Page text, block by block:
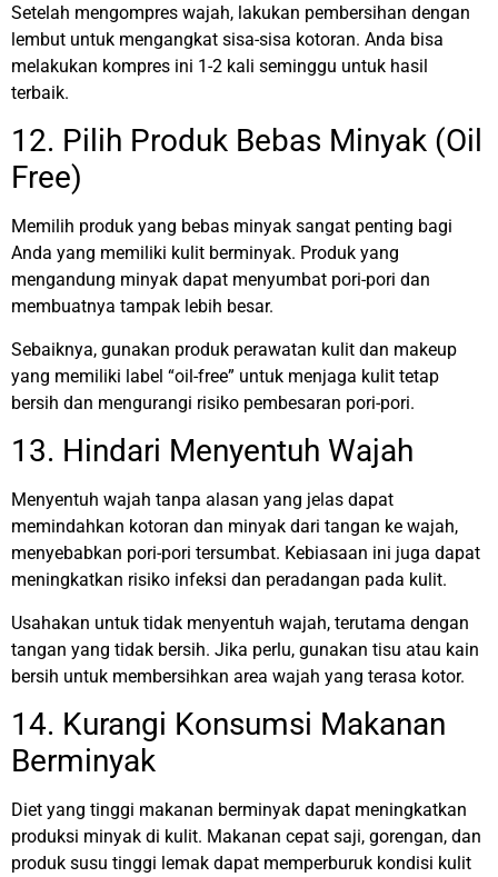
Setelah mengompres wajah, lakukan pembersihan dengan
lembut untuk mengangkat sisa-sisa kotoran. Anda bisa
melakukan kompres ini 1-2 kali seminggu untuk hasil
terbaik.
12. Pilih Produk Bebas Minyak (Oil
Free)
Memilih produk yang bebas minyak sangat penting bagi
Anda yang memiliki kulit berminyak. Produk yang
mengandung minyak dapat menyumbat pori-pori dan
membuatnya tampak lebih besar.
Sebaiknya, gunakan produk perawatan kulit dan makeup
yang memiliki label “oil-free” untuk menjaga kulit tetap
bersih dan mengurangi risiko pembesaran pori-pori.
13. Hindari Menyentuh Wajah
Menyentuh wajah tanpa alasan yang jelas dapat
memindahkan kotoran dan minyak dari tangan ke wajah,
menyebabkan pori-pori tersumbat. Kebiasaan ini juga dapat
meningkatkan risiko infeksi dan peradangan pada kulit.
Usahakan untuk tidak menyentuh wajah, terutama dengan
tangan yang tidak bersih. Jika perlu, gunakan tisu atau kain
bersih untuk membersihkan area wajah yang terasa kotor.
14. Kurangi Konsumsi Makanan
Berminyak
Diet yang tinggi makanan berminyak dapat meningkatkan
produksi minyak di kulit. Makanan cepat saji, gorengan, dan
produk susu tinggi lemak dapat memperburuk kondisi kulit